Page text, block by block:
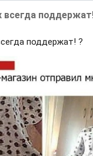
всегда
поддержат! ?